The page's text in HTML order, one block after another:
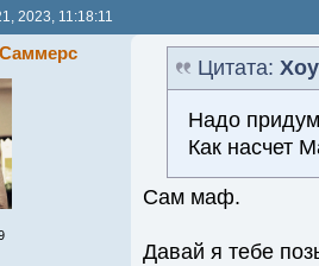
2023, 11:18:11
Цитата:
Надо
Как насчет
Сам маф.
Давай я тебе